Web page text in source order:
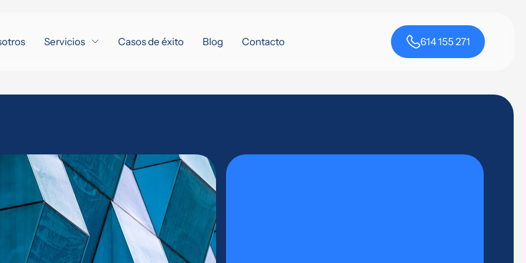
Servicios Casos de éxito Blog Contacto 614 155 271